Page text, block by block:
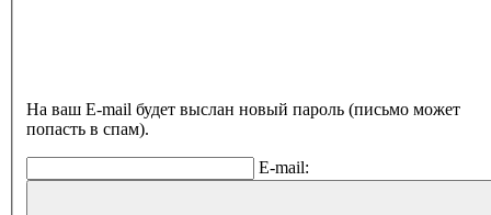
На ваш E-mail будет выслан новый пароль (письмо может
попасть в спам).
E-mail: